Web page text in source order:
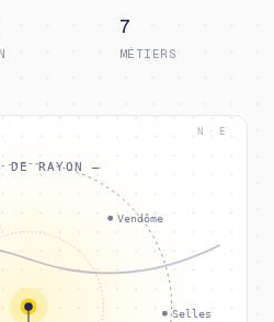
7
MÉTIERS
Vendôme
Selles
RAYON —
N · E